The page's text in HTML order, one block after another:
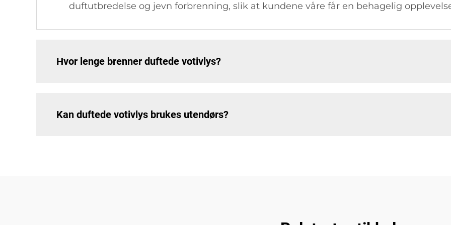
duftutbredelse og jevn forbrenning, slik at kundene våre får en behagelig
Hvor lenge brenner duftede votivlys?
Kan duftede votivlys brukes utendørs?